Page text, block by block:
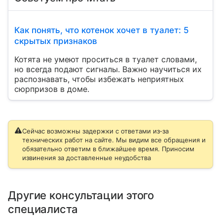
Как понять, что котенок хочет в туалет: 5
скрытых признаков
Котята не умеют проситься в туалет словами,
но всегда подают сигналы. Важно научиться их
распознавать, чтобы избежать неприятных
сюрпризов в доме.
Сейчас возможны задержки с ответами из‑за
технических работ на сайте. Мы видим все обращения и
обязательно ответим в ближайшее время. Приносим
извинения за доставленные неудобства
Другие консультации этого
специалиста